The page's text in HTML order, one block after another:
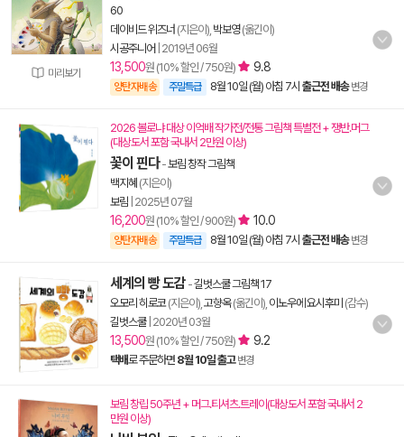
미리보기
60
데이비드 위즈너 (지은이), 박보영(옮긴이)
시공주니어 2019년 06월
13,500원 (10% 할인 / 750원) 9.8
양탄자배송 주말특급 8월 10일 (월) 아침 7시 출근전 배송 변경
2026 볼로냐 대상 이억배 작가전/전통 그림책 특별전 + 쟁반.머그
(대상도서 포함 국내서 2만원 이상)
꽃이 핀다-보림 창작 그림책
백지혜 (지은이)
보림 2025년 07월
16,200원 (10% 할인 / 900원) 10.0
양탄자배송 주말특급 8월 10일 (월) 아침 7시 출근전 배송 변경
세계의 빵 도감 -길벗스쿨 그림책 17
오모리 히로코(지은이), 고향옥(옮긴이), 이노우에 요시후미 (감수)
길벗스쿨| 2020년 03월
13,500원 (10% 할인 / 750원) 9.2
택배로 주문하면 8월 10일 출고 변경
보림 창립 50주년 + 머그.티셔츠.트레이(대상도서 포함 국내서 2
만원 이상)